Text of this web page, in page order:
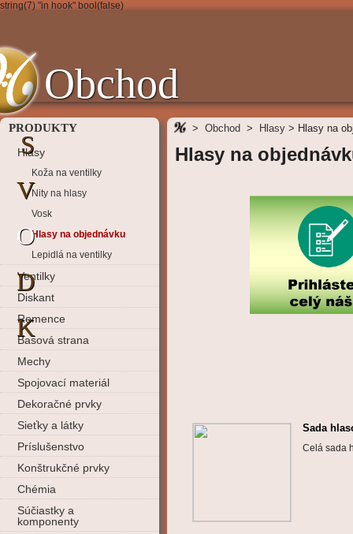
string(7) "in hook" bool(false)
Obchod
PRODUKTY
Hlasy
Koža na ventilky
Nity na hlasy
Vosk
Hlasy na objednávku
Lepidlá na ventilky
Ventilky
Diskant
Remence
Basová strana
Mechy
Spojovací materiál
Dekoračné prvky
Sieťky a látky
Príslušenstvo
Konštrukčné prvky
Chémia
Súčiastky a
komponenty
S
V
O
D
K
> Obchod > Hlasy > Hlasy na
Hlasy na
Sada
Celá sada